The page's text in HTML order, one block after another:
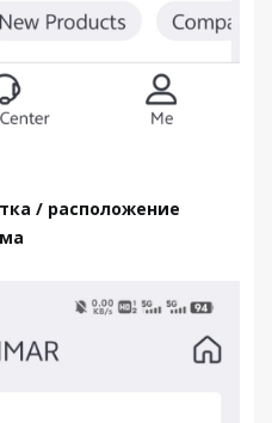
/ расположение